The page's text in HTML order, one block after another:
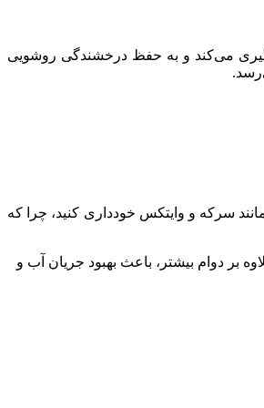
می‌کند و به حفظ درخشندگی روشویی
سرکه و وایتکس خودداری کنید، چرا که
بر دوام بیشتر، باعث بهبود جریان آب و